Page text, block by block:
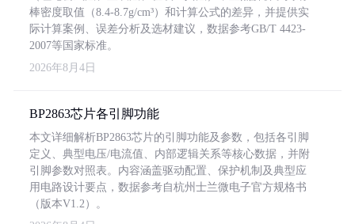
棒密度取值（8.4-8.7g/cm³）和计算公式的差异，并提供实
际计算案例、误差分析及选材建议，数据参考GB/T 4423-
2007等国家标准。
2026年8月4日
BP2863芯片各引脚功能
本文详细解析BP2863芯片的引脚功能及参数，包括各引脚
定义、典型电压/电流值、内部逻辑关系等核心数据，并附
引脚参数对照表。内容涵盖驱动配置、保护机制及典型应
用电路设计要点，数据参考自杭州士兰微电子官方规格书
（版本V1.2）。